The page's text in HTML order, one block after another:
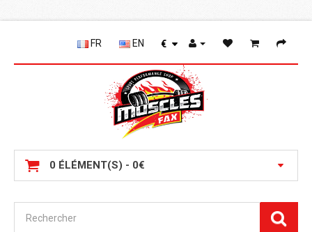
FR EN €
0 ÉLÉMENT(S) - 0€